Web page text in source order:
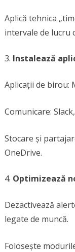
Aplică tehnica
intervale de lucru
Instalează
Aplicații de birou:
Comunicare:
Stocare și
OneDrive.
Optimizează
Dezactivează
legate de muncă.
Folosește